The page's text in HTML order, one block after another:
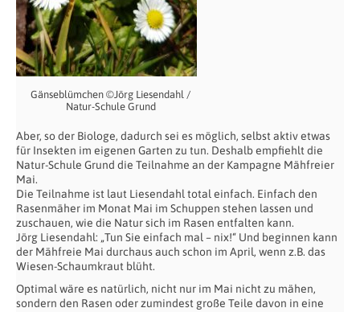
Gänseblümchen ©Jörg Liesendahl /
Natur-Schule Grund
Aber, so der Biologe, dadurch sei es möglich, selbst aktiv etwas
für Insekten im eigenen Garten zu tun. Deshalb empfiehlt die
Natur-Schule Grund die Teilnahme an der Kampagne Mähfreier
Mai.
Die Teilnahme ist laut Liesendahl total einfach. Einfach den
Rasenmäher im Monat Mai im Schuppen stehen lassen und
zuschauen, wie die Natur sich im Rasen entfalten kann.
Jörg Liesendahl: „Tun Sie einfach mal – nix!“ Und beginnen kann
der Mähfreie Mai durchaus auch schon im April, wenn z.B. das
Wiesen-Schaumkraut blüht.
Optimal wäre es natürlich, nicht nur im Mai nicht zu mähen,
sondern den Rasen oder zumindest große Teile davon in eine